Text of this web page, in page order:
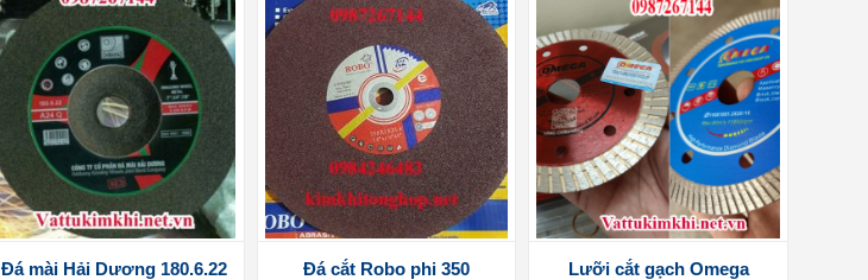
Đá mài Hải Dương 180.6.22 Đá cắt Robo phi 350 Lưỡi cắt gạch Omega